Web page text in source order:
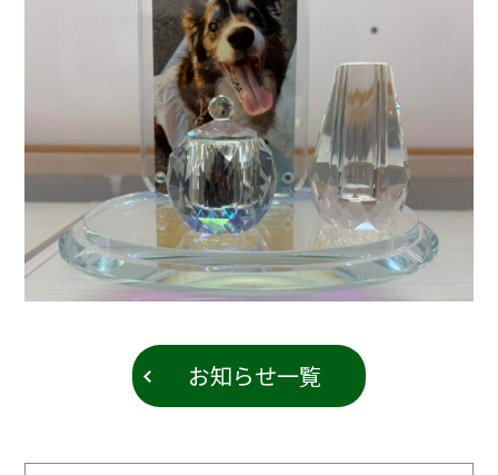
お知らせ一覧